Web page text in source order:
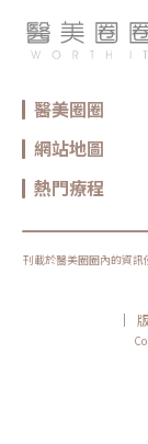
應用電波、音波與
主題。相關講題涵
電波應用等方向，
及「Exion E 電波：
容。能量型儀器的
層次、治療部位與
波則常與深層支撐
電漿醫學也是本次
炎的快速鎮定與長
with helium plasma
用中討論，補足傳
廓與私密美學：治
再生填充、微整注
注射應用」、「從
用」，以及 「
皆顯示注射治療已
醫美圈圈
網站地圖
熱門療程
刊載於醫美圈圈內的資
|